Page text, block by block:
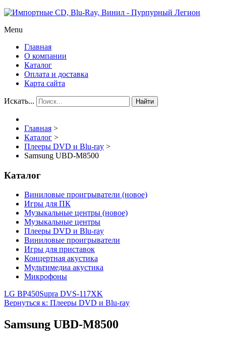
Menu
Главная
О компании
Каталог
Оплата и доставка
Карта сайта
Искать... Найти
Главная >
Каталог >
Плееры DVD и Blu-ray >
Samsung UBD-M8500
Каталог
Виниловые проигрыватели (новое)
Игры для ПК
Музыкальные центры (новое)
Музыкальные центры
Плееры DVD и Blu-ray
Виниловые проигрыватели
Игры для приставок
Концертная акустика
Мультимедиа акустика
Микрофоны
LG BP450Supra DVS-117XK
Вернуться к: Плееры DVD и Blu-ray
Samsung UBD-M8500